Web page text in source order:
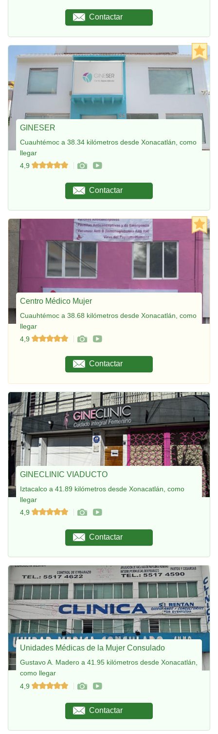
Contactar
GINESER
Cuauhtémoc a 38.34 kilómetros desde Xonacatlán, como
llegar
4,9
Contactar
Centro Médico Mujer
Cuauhtémoc a 38.68 kilómetros desde Xonacatlán, como
llegar
4,9
Contactar
GINECLINIC VIADUCTO
Iztacalco a 41.89 kilómetros desde Xonacatlán, como
llegar
4,9
Contactar
Unidades Médicas de la Mujer Consulado
Gustavo A. Madero a 41.95 kilómetros desde Xonacatlán,
como llegar
4,9
Contactar